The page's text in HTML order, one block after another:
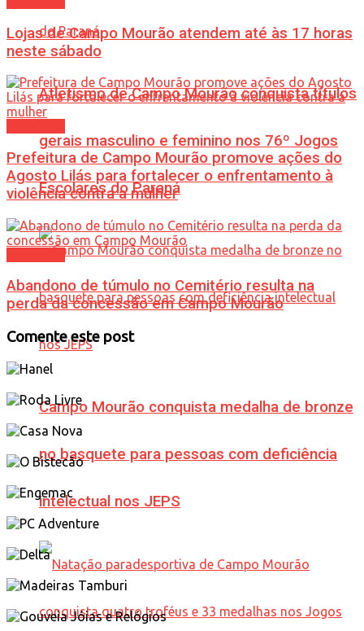
Atletismo de Campo Mourão conquista títulos
gerais masculino e feminino nos 76º Jogos
Escolares do Paraná
Campo Mourão conquista medalha de bronze
no basquete para pessoas com deficiência
intelectual nos JEPS
Lojas de Campo Mourão atendem até às 17 horas
neste sábado
Prefeitura de Campo Mourão promove ações do
Agosto Lilás para fortalecer o enfrentamento à
violência contra a mulher
Abandono de túmulo no Cemitério resulta na
perda da concessão em Campo Mourão
Comente este post